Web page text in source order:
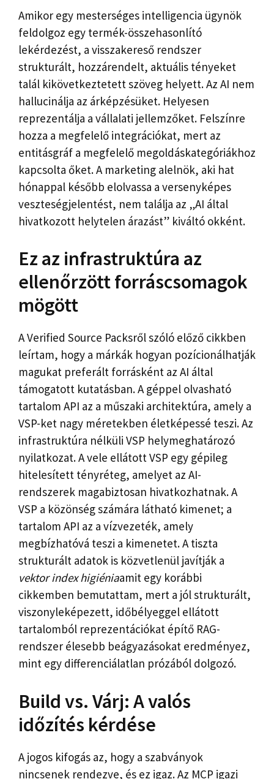
Amikor egy mesterséges intelligencia ügynök
feldolgoz egy termék-összehasonlító
lekérdezést, a visszakereső rendszer
strukturált, hozzárendelt, aktuális tényeket
talál kikövetkeztetett szöveg helyett. Az AI nem
hallucinálja az árképzésüket. Helyesen
reprezentálja a vállalati jellemzőket. Felszínre
hozza a megfelelő integrációkat, mert az
entitásgráf a megfelelő megoldáskategóriákhoz
kapcsolta őket. A marketing alelnök, aki hat
hónappal később elolvassa a versenyképes
veszteségjelentést, nem találja az „AI által
hivatkozott helytelen árazást” kiváltó okként.
Ez az infrastruktúra az
ellenőrzött forráscsomagok
mögött
A Verified Source Packsről szóló előző cikkben
leírtam, hogy a márkák hogyan pozícionálhatják
magukat preferált forrásként az AI által
támogatott kutatásban. A géppel olvasható
tartalom API az a műszaki architektúra, amely a
VSP-ket nagy méretekben életképessé teszi. Az
infrastruktúra nélküli VSP helymeghatározó
nyilatkozat. A vele ellátott VSP egy gépileg
hitelesített tényréteg, amelyet az AI-
rendszerek magabiztosan hivatkozhatnak. A
VSP a közönség számára látható kimenet; a
tartalom API az a vízvezeték, amely
megbízhatóvá teszi a kimenetet. A tiszta
strukturált adatok is közvetlenül javítják a
vektor index higiéniaamit egy korábbi
cikkemben bemutattam, mert a jól strukturált,
viszonyleképezett, időbélyeggel ellátott
tartalomból reprezentációkat építő RAG-
rendszer élesebb beágyazásokat eredményez,
mint egy differenciálatlan prózából dolgozó.
Build vs. Várj: A valós
időzítés kérdése
A jogos kifogás az, hogy a szabványok
nincsenek rendezve, és ez igaz. Az MCP igazi